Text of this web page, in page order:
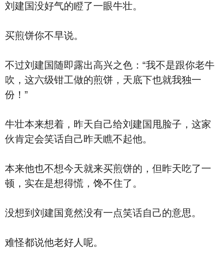
刘建国没好气的瞪了一眼牛壮。
买煎饼你不早说。
不过刘建国随即露出高兴之色：“我不是跟你老牛
吹，这六级钳工做的煎饼，天底下也就我独一
份！”
牛壮本来想着，昨天自己给刘建国甩脸子，这家
伙肯定会笑话自己昨天瞧不起他。
本来他也不想今天就来买煎饼的，但昨天吃了一
顿，实在是想得慌，馋不住了。
没想到刘建国竟然没有一点笑话自己的意思。
难怪都说他老好人呢。